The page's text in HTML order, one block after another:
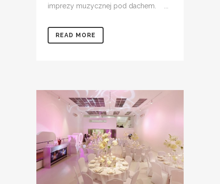
imprezy muzycznej pod dachem. ...
READ MORE